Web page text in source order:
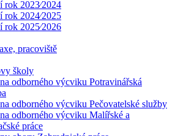
rok 2023⁄2024
rok 2024⁄2025
rok 2025⁄2026
pracoviště
školy
odborného výcviku Potravinářská
odborného výcviku Pečovatelské služby
odborného výcviku Malířské a
práce